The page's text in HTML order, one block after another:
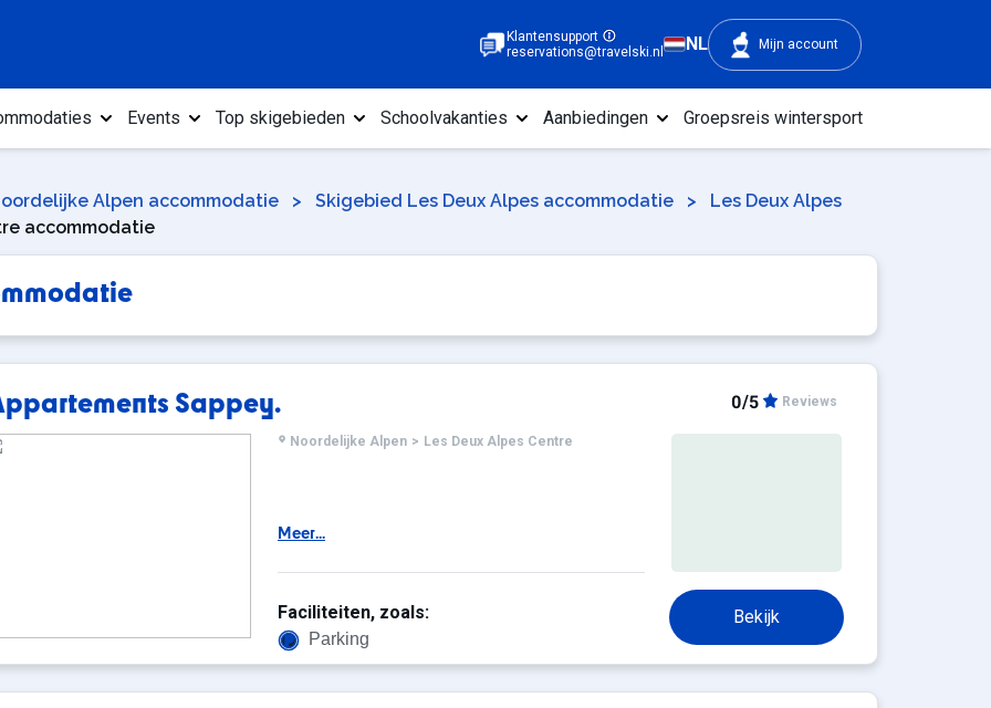
Klantensupport
reservations@travelski.nl
NL Mijn account
Events Top skigebieden Schoolvakanties Aanbiedingen Groepsreis wintersport
Alpen accommodatie > Skigebied Les Deux Alpes accommodatie >
Les Deux Alpes
accommodatie
Sappey. 0/5 Reviews
Noordelijke Alpen > Les Deux Alpes Centre
Meer...
Bekijk
Faciliteiten, zoals:
Parking